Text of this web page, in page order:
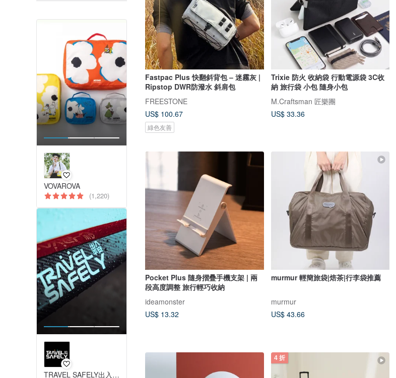
VOVAROVA
(1,220)
TRAVEL SAFELY出入平安
Fastpac Plus 快翻斜背包 – 迷霧灰 |
Ripstop DWR防潑水 斜肩包
FREESTONE
US$ 100.67
綠色友善
Trixie 防火 收納袋 行動電源袋 3C收
納 旅行袋 小包 隨身小包
M.Craftsman 匠樂團
US$ 33.36
Pocket Plus 隨身摺疊手機支架 | 兩
段高度調整 旅行輕巧收納
ideamonster
US$ 13.32
murmur 輕簡旅袋|焙茶|行李袋推薦
murmur
US$ 43.66
4 折